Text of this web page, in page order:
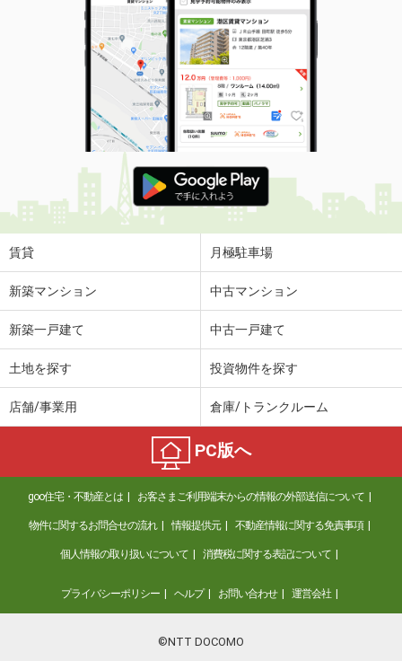
賃貸 月極駐車場
新築マンション 中古マンション
新築一戸建て 中古一戸建て
土地を探す 投資物件を探す
店舗/事業用 倉庫/トランクルーム
PC版へ
goo住宅・不動産とは お客さまご利用端末からの情報の外部送信について
物件に関するお問合せの流れ 情報提供元 不動産情報に関する免責事項
個人情報の取り扱いについて 消費税に関する表記について
プライバシーポリシー ヘルプ お問い合わせ 運営会社
©NTT DOCOMO